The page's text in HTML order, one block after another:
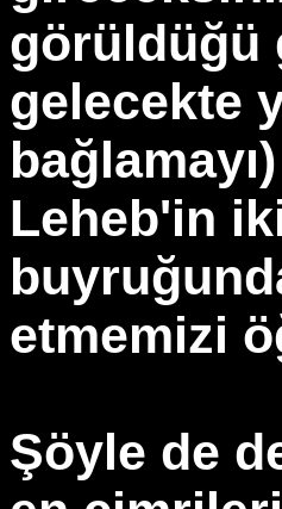
görüldüğü
gelecekte
Leheb'in
etmemizi
Şöyle de